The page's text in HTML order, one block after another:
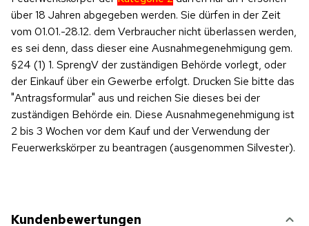
über 18 Jahren abgegeben werden. Sie dürfen in der Zeit
vom 01.01.-28.12. dem Verbraucher nicht überlassen werden,
es sei denn, dass dieser eine Ausnahmegenehmigung gem.
§24 (1) 1. SprengV der zuständigen Behörde vorlegt, oder
der Einkauf über ein Gewerbe erfolgt. Drucken Sie bitte das
"Antragsformular" aus und reichen Sie dieses bei der
zuständigen Behörde ein. Diese Ausnahmegenehmigung ist
2 bis 3 Wochen vor dem Kauf und der Verwendung der
Feuerwerkskörper zu beantragen (ausgenommen Silvester).
Kundenbewertungen